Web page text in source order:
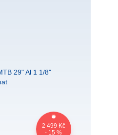
2 499 Kč
- 15 %